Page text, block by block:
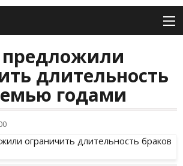
длительность
годами